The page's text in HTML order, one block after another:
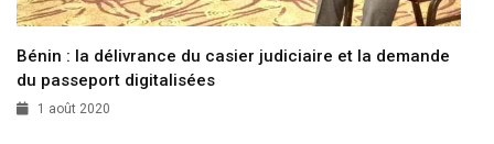
Bénin : la délivrance du casier judiciaire et la demande
du passeport digitalisées
1 août 2020